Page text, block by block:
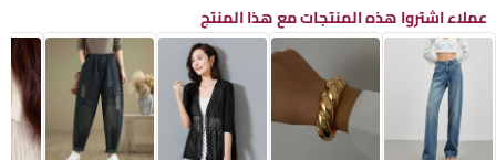
عملاء اشتروا هذه المنتجات مع هذا المنتج